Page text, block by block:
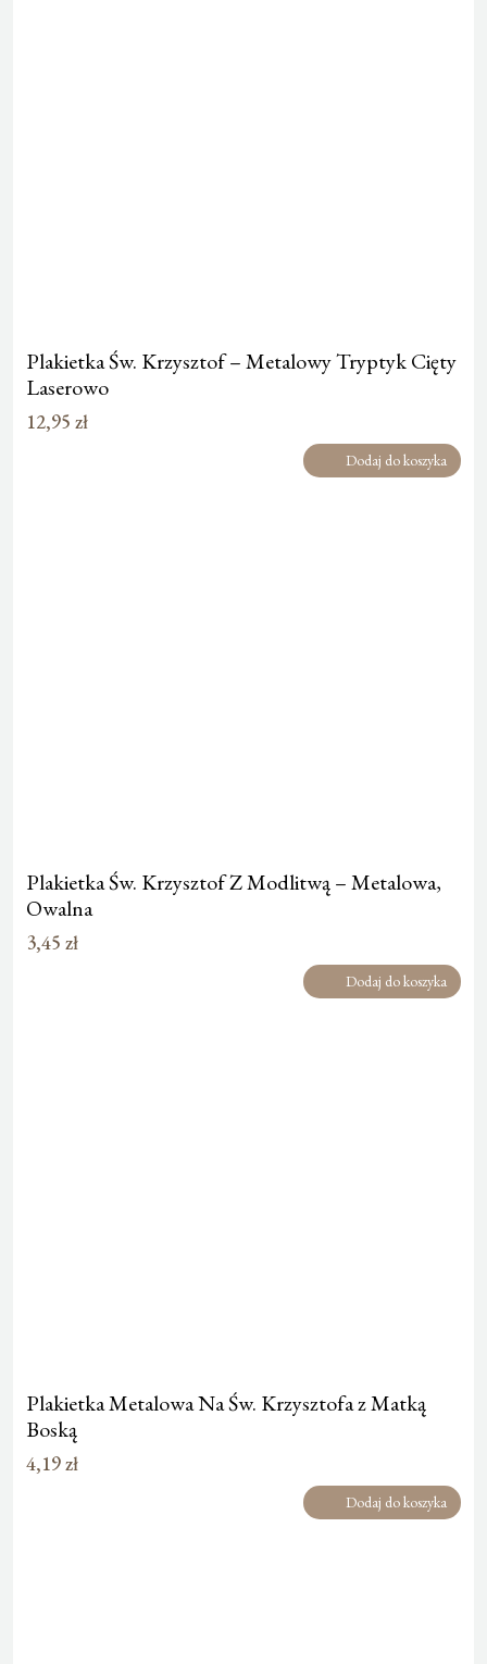
Plakietka Św. Krzysztof – Metalowy Tryptyk Cięty
Laserowo
12,95 zł
Dodaj do koszyka
Plakietka Św. Krzysztof Z Modlitwą – Metalowa,
Owalna
3,45 zł
Dodaj do koszyka
Plakietka Metalowa Na Św. Krzysztofa z Matką
Boską
4,19zł
Dodaj do koszyka